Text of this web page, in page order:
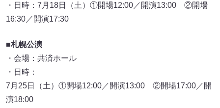
・日時：7月18日（土）①開場12:00／開演13:00 ②開場
16:30／開演17:30
■札幌公演
・会場：共済ホール
・日時：
7月25日（土）①開場12:00／開演13:00 ②開場17:00／開
演18:00